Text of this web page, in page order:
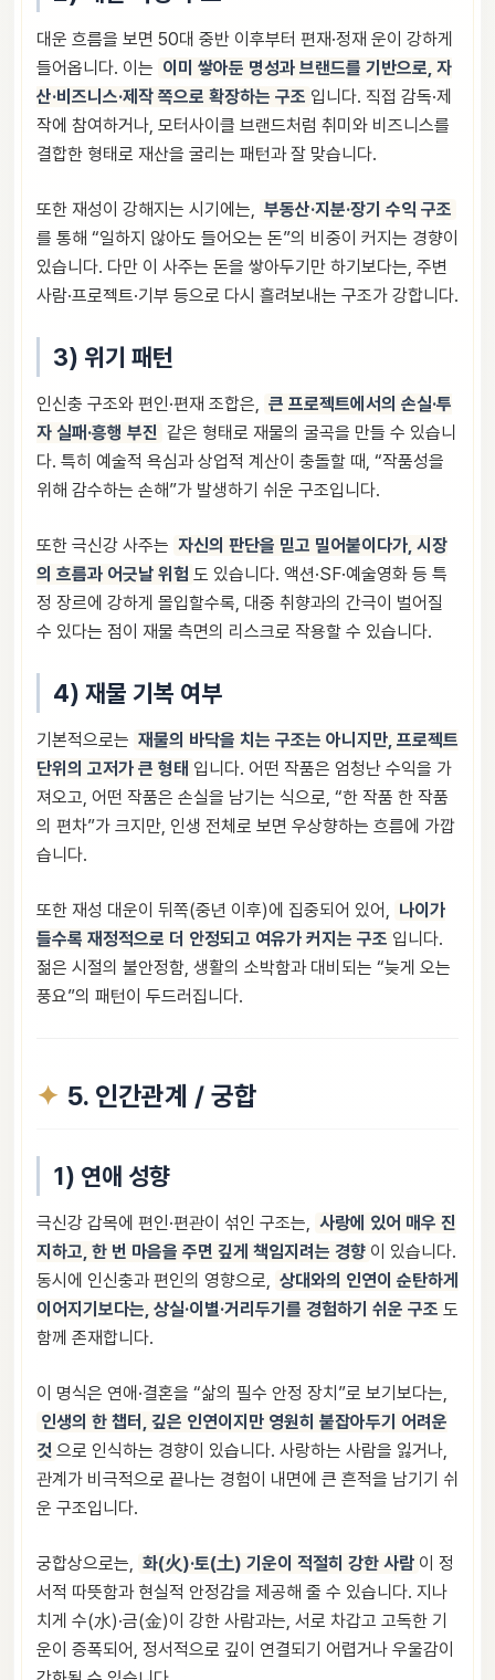
대운 흐름을 보면 50대 중반 이후부터 편재·정재 운이 강하게
들어옵니다. 이는 이미 쌓아둔 명성과 브랜드를 기반으로, 자
산·비즈니스·제작 쪽으로 확장하는 구조 입니다. 직접 감독·제
작에 참여하거나, 모터사이클 브랜드처럼 취미와 비즈니스를
결합한 형태로 재산을 굴리는 패턴과 잘 맞습니다.
또한 재성이 강해지는 시기에는, 부동산·지분·장기 수익 구조
를 통해 “일하지 않아도 들어오는 돈”의 비중이 커지는 경향이
있습니다. 다만 이 사주는 돈을 쌓아두기만 하기보다는, 주변
사람·프로젝트·기부 등으로 다시 흘려보내는 구조가 강합니다.
3) 위기 패턴
인신충 구조와 편인·편재 조합은, 큰 프로젝트에서의 손실·투
자 실패·흥행 부진 같은 형태로 재물의 굴곡을 만들 수 있습니
다. 특히 예술적 욕심과 상업적 계산이 충돌할 때, “작품성을
위해 감수하는 손해”가 발생하기 쉬운 구조입니다.
또한 극신강 사주는 자신의 판단을 믿고 밀어붙이다가, 시장
의 흐름과 어긋날 위험 도 있습니다. 액션·SF·예술영화 등 특
정 장르에 강하게 몰입할수록, 대중 취향과의 간극이 벌어질
수 있다는 점이 재물 측면의 리스크로 작용할 수 있습니다.
4) 재물 기복 여부
기본적으로는 재물의 바닥을 치는 구조는 아니지만, 프로젝트
단위의 고저가 큰 형태 입니다. 어떤 작품은 엄청난 수익을 가
져오고, 어떤 작품은 손실을 남기는 식으로, “한 작품 한 작품
의 편차”가 크지만, 인생 전체로 보면 우상향하는 흐름에 가깝
습니다.
또한 재성 대운이 뒤쪽(중년 이후)에 집중되어 있어, 나이가
들수록 재정적으로 더 안정되고 여유가 커지는 구조 입니다.
젊은 시절의 불안정함, 생활의 소박함과 대비되는 “늦게 오는
풍요”의 패턴이 두드러집니다.
5. 인간관계 / 궁합
1) 연애 성향
극신강 갑목에 편인·편관이 섞인 구조는, 사랑에 있어 매우 진
지하고, 한 번 마음을 주면 깊게 책임지려는 경향 이 있습니다.
동시에 인신충과 편인의 영향으로, 상대와의 인연이 순탄하게
이어지기보다는, 상실·이별·거리두기를 경험하기 쉬운 구조 도
함께 존재합니다.
이 명식은 연애·결혼을 “삶의 필수 안정 장치”로 보기보다는,
인생의 한 챕터, 깊은 인연이지만 영원히 붙잡아두기 어려운
것 으로 인식하는 경향이 있습니다. 사랑하는 사람을 잃거나,
관계가 비극적으로 끝나는 경험이 내면에 큰 흔적을 남기기 쉬
운 구조입니다.
궁합상으로는, 화(火)·토(土) 기운이 적절히 강한 사람 이 정
서적 따뜻함과 현실적 안정감을 제공해 줄 수 있습니다. 지나
치게 수(水)·금(金)이 강한 사람과는, 서로 차갑고 고독한 기
운이 증폭되어, 정서적으로 깊이 연결되기 어렵거나 우울감이